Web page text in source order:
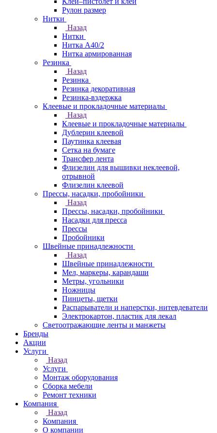
Рулон размер
Нитки
Назад
Нитки
Нитка А40/2
Нитка армированная
Резинка
Назад
Резинка
Резинка декоративная
Резинка-вздержка
Клеевые и прокладочные материалы
Назад
Клеевые и прокладочные материалы
Дублерин клеевой
Паутинка клеевая
Сетка на бумаге
Трансфер лента
Флизелин для вышивки неклеевой,
отрывной
Флизелин клеевой
Прессы, насадки, пробойники
Назад
Прессы, насадки, пробойники
Насадки для пресса
Прессы
Пробойники
Швейные принадлежности
Назад
Швейные принадлежности
Мел, маркеры, карандаши
Метры, угольники
Ножницы
Пинцеты, щетки
Распарыватели и наперстки, нитевдеватели
Электрокартон, пластик для лекал
Светоотражающие ленты и манжеты
Бренды
Акции
Услуги
Назад
Услуги
Монтаж оборудования
Сборка мебели
Ремонт техники
Компания
Назад
Компания
О компании